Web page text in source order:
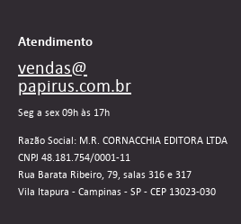
Atendimento
vendas@
papirus.com.br
Seg a sex 09h às 17h
Razão Social: M.R. CORNACCHIA EDITORA LTDA
CNPJ 48.181.754/0001-11
Rua Barata Ribeiro, 79, salas 316 e 317
Vila Itapura - Campinas - SP - CEP 13023-030